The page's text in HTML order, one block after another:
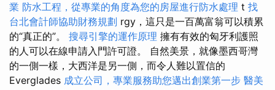
業 防水工程，從專業的角度為您的房屋進行防水處理 t 找
台北會計師協助財務規劃 rgy，這只是一百萬富翁可以積累
的“真正的”。 搜尋引擎的運作原理 擁有有效的匈牙利護照
的人可以在線申請入門許可證。 自然美景，就像墨西哥灣
的一側一樣，大西洋是另一側，而令人難以置信的
Everglades 成立公司，專業服務助您邁出創業第一步 醫美